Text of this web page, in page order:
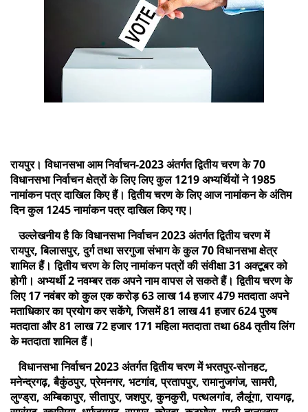
रायपुर। विधानसभा आम निर्वाचन-2023 अंतर्गत द्वितीय चरण के 70
विधानसभा निर्वाचन क्षेत्रों के लिए लिए कुल 1219 अभ्यर्थियों ने 1985
नामांकन पत्र दाखिल किए हैं। द्वितीय चरण के लिए आज नामांकन के अंतिम
दिन कुल 1245 नामांकन पत्र दाखिल किए गए।
उल्लेखनीय है कि विधानसभा निर्वाचन 2023 अंतर्गत द्वितीय चरण में
रायपुर, बिलासपुर, दुर्ग तथा सरगुजा संभाग के कुल 70 विधानसभा क्षेत्र
शामिल हैं। द्वितीय चरण के लिए नामांकन पत्रों की संवीक्षा 31 अक्टूबर को
होगी। अभ्यर्थी 2 नवम्बर तक अपने नाम वापस ले सकते हैं। द्वितीय चरण के
लिए 17 नवंबर को कुल एक करोड़ 63 लाख 14 हजार 479 मतदाता अपने
मताधिकार का प्रयोग कर सकेंगे, जिसमें 81 लाख 41 हजार 624 पुरुष
मतदाता और 81 लाख 72 हजार 171 महिला मतदाता तथा 684 तृतीय लिंग
के मतदाता शामिल हैं।
विधानसभा निर्वाचन 2023 अंतर्गत द्वितीय चरण में भरतपुर-सोनहट,
मनेन्द्रगढ़, बैकुंठपुर, प्रेमनगर, भटगांव, प्रतापपुर, रामानुजगंज, सामरी,
लुण्ड्रा, अम्बिकापुर, सीतापुर, जशपुर, कुनकुरी, पत्थलगांव, लैलूंगा, रायगढ़,